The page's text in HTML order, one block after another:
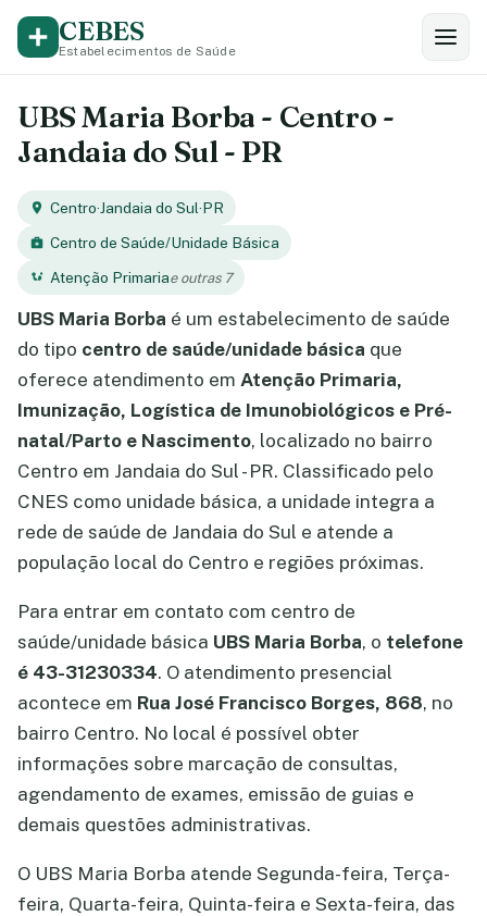
CEBES
Estabelecimentos de Saúde
UBS Maria Borba - Centro -
Jandaia do Sul - PR
Centro·Jandaia do Sul·PR
Centro de Saúde/Unidade Básica
Atenção Primariae outras 7
UBS Maria Borba é um estabelecimento de saúde
do tipo centro de saúde/unidade básica que
oferece atendimento em Atenção Primaria,
Imunização, Logística de Imunobiológicos e Pré-
natal/Parto e Nascimento, localizado no bairro
Centro em Jandaia do Sul - PR. Classificado pelo
CNES como unidade básica, a unidade integra a
rede de saúde de Jandaia do Sul e atende a
população local do Centro e regiões próximas.
Para entrar em contato com centro de
saúde/unidade básica UBS Maria Borba, o telefone
é 43-31230334. O atendimento presencial
acontece em Rua José Francisco Borges, 868, no
bairro Centro. No local é possível obter
informações sobre marcação de consultas,
agendamento de exames, emissão de guias e
demais questões administrativas.
O UBS Maria Borba atende Segunda-feira, Terça-
feira, Quarta-feira, Quinta-feira e Sexta-feira, das